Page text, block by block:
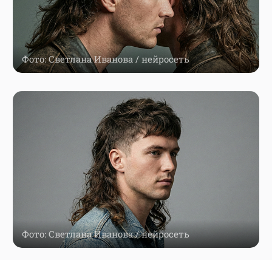
Фото: Светлана Иванова / нейросеть
Фото: Светлана Иванова / нейросеть